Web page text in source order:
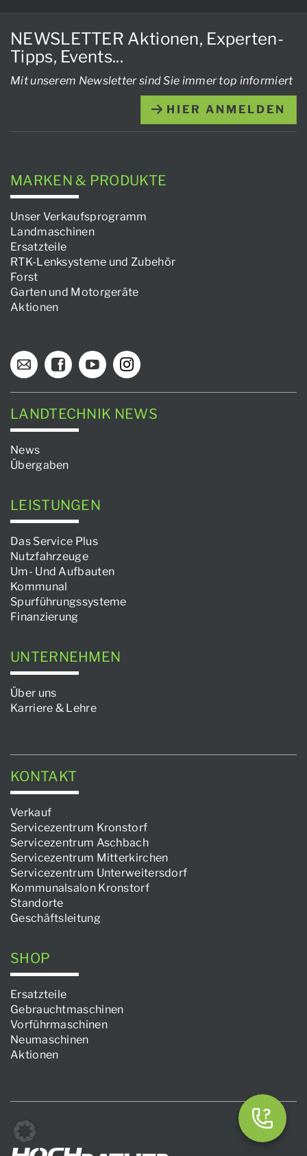
NEWSLETTER Aktionen, Experten-
Tipps, Events...
Mit unserem Newsletter sind Sie immer top informiert
HIER ANMELDEN
MARKEN & PRODUKTE
Unser Verkaufsprogramm
Landmaschinen
Ersatzteile
RTK-Lenksysteme und Zubehör
Forst
Garten und Motorgeräte
Aktionen
LANDTECHNIK NEWS
News
Übergaben
LEISTUNGEN
Das Service Plus
Nutzfahrzeuge
Um- Und Aufbauten
Kommunal
Spurführungssysteme
Finanzierung
UNTERNEHMEN
Über uns
Karriere & Lehre
KONTAKT
Verkauf
Servicezentrum Kronstorf
Servicezentrum Aschbach
Servicezentrum Mitterkirchen
Servicezentrum Unterweitersdorf
Kommunalsalon Kronstorf
Standorte
Geschäftsleitung
SHOP
Ersatzteile
Gebrauchtmaschinen
Vorführmaschinen
Neumaschinen
Aktionen